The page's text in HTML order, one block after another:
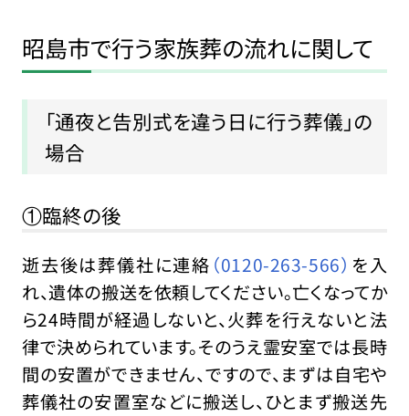
昭島市で行う家族葬の流れに関して
「通夜と告別式を違う日に行う葬儀」の
場合
①臨終の後
逝去後は葬儀社に連絡 （0120-263-566） を入
れ、遺体の搬送を依頼してください。亡くなってか
ら24時間が経過しないと、火葬を行えないと法
律で決められています。そのうえ霊安室では長時
間の安置ができません、ですので、まずは自宅や
葬儀社の安置室などに搬送し、ひとまず搬送先